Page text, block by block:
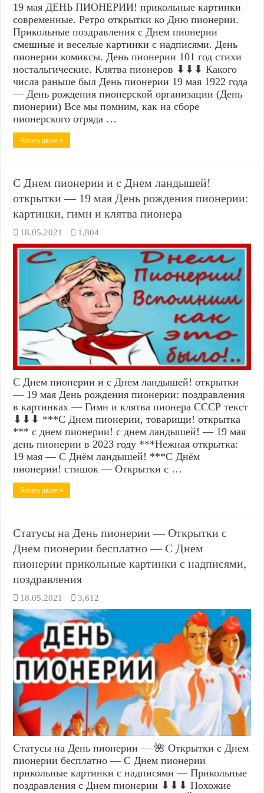
19 мая ДЕНЬ ПИОНЕРИИ! прикольные картинки
современные. Ретро открытки ко Дню пионерии.
Прикольные поздравления с Днем пионерии
смешные и веселые картинки с надписями. День
пионерии комиксы. День пионерии 101 год стихи
ностальгические. Клятва пионеров ⬇⬇⬇ Какого
числа раньше был День пионерии 19 мая 1922 года
— День рождения пионерской организации (День
пионерии) Все мы помним, как на сборе
пионерского отряда …
Читать далее »
С Днем пионерии и с Днем ландышей!
открытки — 19 мая День рождения пионерии:
картинки, гимн и клятва пионера
18.05.2021 1,804
С Днем пионерии и с Днем ландышей! открытки
— 19 мая День рождения пионерии: поздравления
в картинках — Гимн и клятва пионера СССР текст
⬇⬇⬇ ***С Днем пионерии, товарищи! открытка
*** с днем пионерии! с днем ландышей! — 19 мая
день пионерии в 2023 году ***Нежная открытка:
19 мая — С Днём ландышей! ***С Днём
пионерии! стишок — Открытки с …
Читать далее »
Статусы на День пионерии — Открытки с
Днем пионерии бесплатно — С Днем
пионерии прикольные картинки с надписями,
поздравления
18.05.2021 3,612
Статусы на День пионерии — 🌺 Открытки с Днем
пионерии бесплатно — С Днем пионерии
прикольные картинки с надписями — Прикольные
поздравления с Днем пионерии ⬇⬇⬇ Похожие